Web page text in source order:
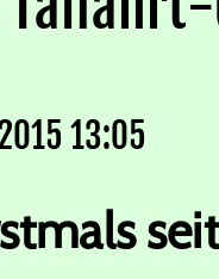
13:05